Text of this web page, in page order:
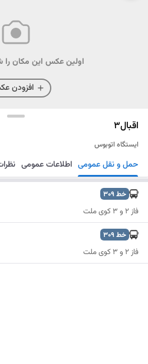
اولین عکس این مکان را
افزودن
اقبال3
ایستگاه اتوبوس
مسیریابی ذخیره حمل و نقل عمومی اطلاعات عمومی
خط309
فاز ۲ و ۳ کوی ملت
خط309
فاز ۲ و ۳ کوی ملت